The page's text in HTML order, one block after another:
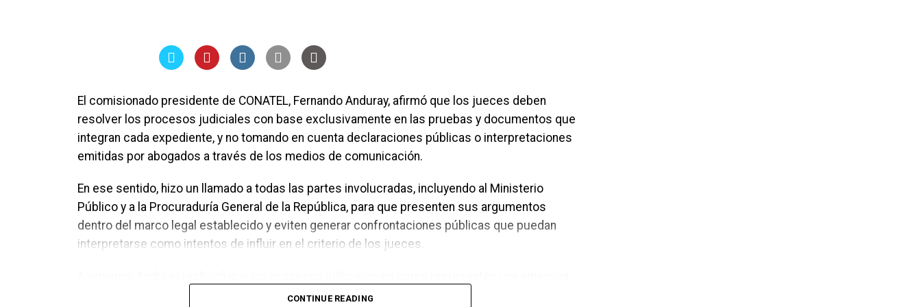
subsidios para reducir el impacto en la población, aunque advirtió que estas medidas no
pueden sostenerse de manera indefinida.
El comisionado presidente de CONATEL, Fernando Anduray, afirmó que los jueces deben
resolver los procesos judiciales con base exclusivamente en las pruebas y documentos que
integran cada expediente, y no tomando en cuenta declaraciones públicas o interpretaciones
emitidas por abogados a través de los medios de comunicación.
En ese sentido, hizo un llamado a todas las partes involucradas, incluyendo al Ministerio
Público y a la Procuraduría General de la República, para que presenten sus argumentos
dentro del marco legal establecido y eviten generar confrontaciones públicas que puedan
interpretarse como intentos de influir en el criterio de los jueces.
para la unidad del Partido Nacional. Aseguró que los asuntos legales deben resolverse en los
CONTINUE READING